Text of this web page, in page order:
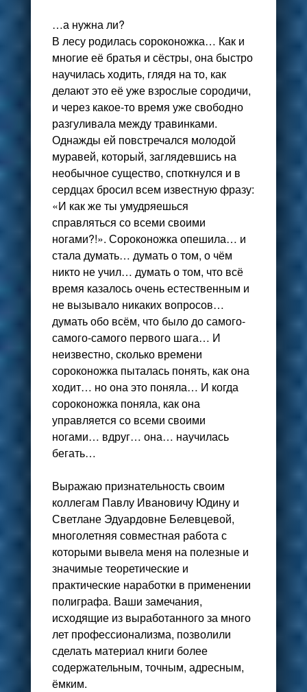
…а нужна ли?
В лесу родилась сороконожка… Как и
многие её братья и сёстры, она быстро
научилась ходить, глядя на то, как
делают это её уже взрослые сородичи,
и через какое-то время уже свободно
разгуливала между травинками.
Однажды ей повстречался молодой
муравей, который, заглядевшись на
необычное существо, споткнулся и в
сердцах бросил всем известную фразу:
«И как же ты умудряешься
справляться со всеми своими
ногами?!». Сороконожка опешила… и
стала думать… думать о том, о чём
никто не учил… думать о том, что всё
время казалось очень естественным и
не вызывало никаких вопросов…
думать обо всём, что было до самого-
самого-самого первого шага… И
неизвестно, сколько времени
сороконожка пыталась понять, как она
ходит… но она это поняла… И когда
сороконожка поняла, как она
управляется со всеми своими
ногами… вдруг… она… научилась
бегать…
Выражаю признательность своим
коллегам Павлу Ивановичу Юдину и
Светлане Эдуардовне Белевцевой,
многолетняя совместная работа с
которыми вывела меня на полезные и
значимые теоретические и
практические наработки в применении
полиграфа. Ваши замечания,
исходящие из выработанного за много
лет профессионализма, позволили
сделать материал книги более
содержательным, точным, адресным,
ёмким.